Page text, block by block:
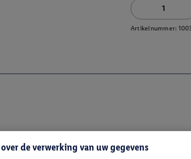
Artikelnummer:
de verwerking van uw gegevens